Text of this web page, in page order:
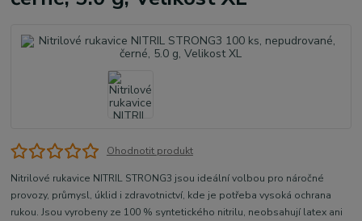
Ohodnotit produkt
Nitrilové rukavice NITRIL STRONG3 jsou ideální volbou pro náročné
provozy, průmysl, úklid i zdravotnictví, kde je potřeba vysoká ochrana
rukou. Jsou vyrobeny ze 100 % syntetického nitrilu, neobsahují latex ani